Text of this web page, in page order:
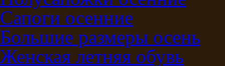
Сапоги осенние
Большие размеры осень
Женская летняя обувь